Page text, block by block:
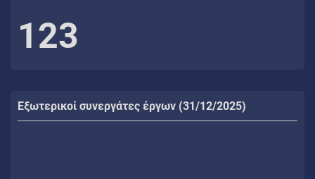
123
Εξωτερικοί συνεργάτες έργων (31/12/2025)